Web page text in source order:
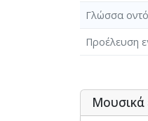
Γλώσσα
Προέλευση
Μουσικά